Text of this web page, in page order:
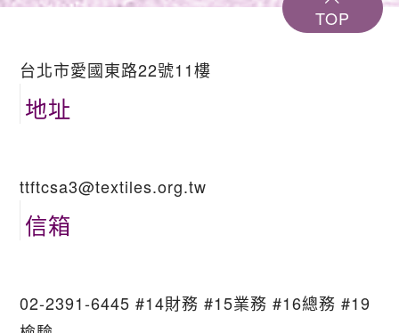
台北市愛國東路22號11樓
地址
ttftcsa3@textiles.org.tw
信箱
02-2391-6445 #14財務 #15業務 #16總務 #19
TOP